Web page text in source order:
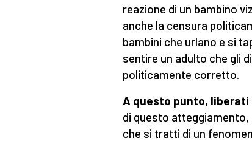
reazione di un bambino
anche la censura
bambini che urlano e si
sentire un adulto che gli
politicamente corretto.
A questo punto,
di questo
che si tratti di un